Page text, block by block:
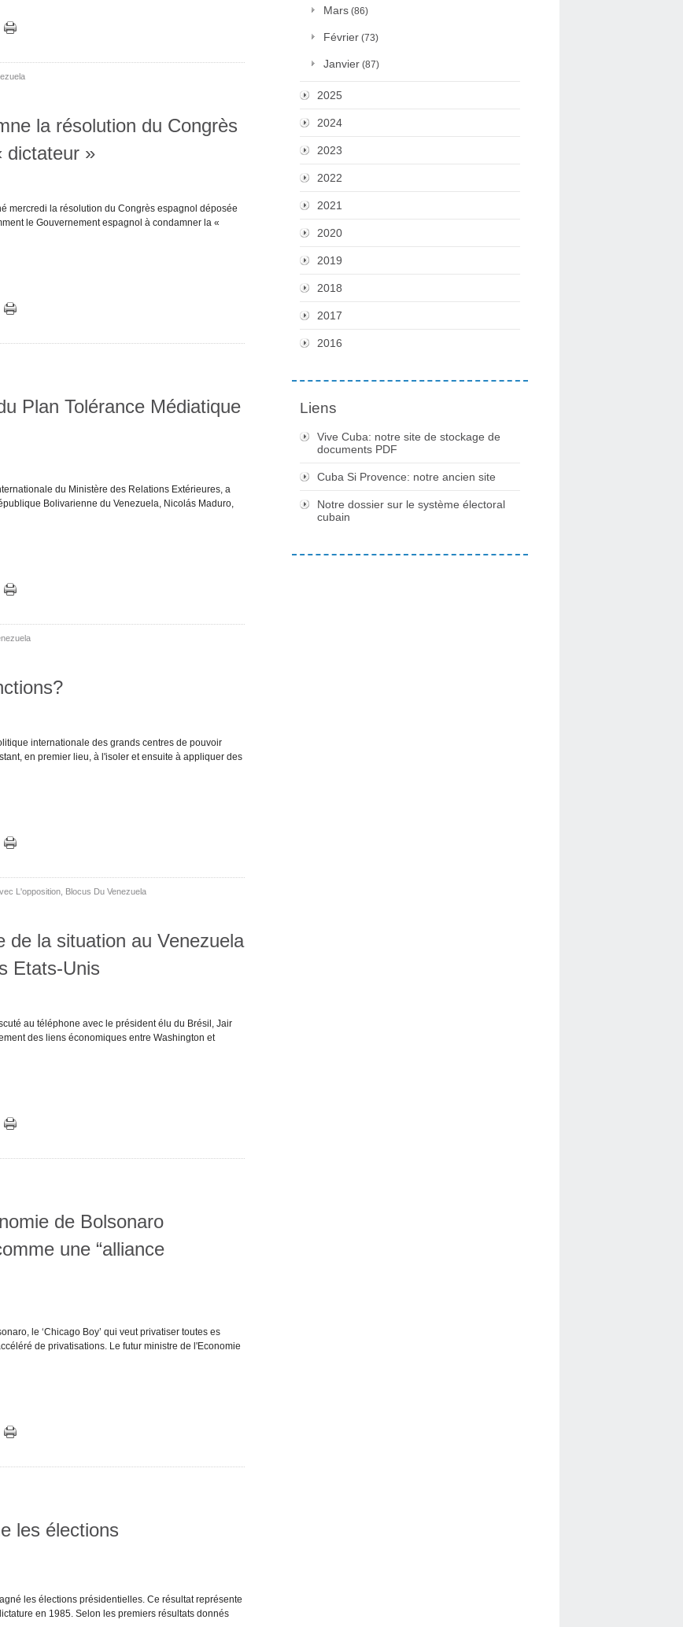
la résolution du Congrès
dictateur »
mercredi la résolution du Congrès espagnol déposée
le Gouvernement espagnol à condamner la «
Plan Tolérance Médiatique
du Ministère des Relations Extérieures, a
Bolivarienne du Venezuela, Nicolás Maduro,
internationale des grands centres de pouvoir
en premier lieu, à l'isoler et ensuite à appliquer des
L'opposition Blocus Du Venezuela
de la situation au Venezuela
Etats-Unis
au téléphone avec le président élu du Brésil, Jair
des liens économiques entre Washington et
de Bolsonaro
une “alliance
le ‘Chicago Boy’ qui veut privatiser toutes es
de privatisations. Le futur ministre de l'Economie
les élections
les élections présidentielles. Ce résultat représente
en 1985. Selon les premiers résultats donnés
Mars (86)
Février (73)
Janvier (87)
2025
2024
2023
2022
2021
2020
2019
2018
2017
2016
Liens
Vive Cuba: notre site de stockage de
documents PDF
Cuba Si Provence: notre ancien site
Notre dossier sur le système électoral
cubain